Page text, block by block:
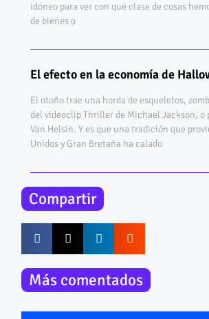
idóneo para ver con qué clase de cosas
de bienes o
El efecto en la economía de
El otoño trae una horda de esqueletos,
del videoclip Thriller de Michael Jackson, o
Van Helsin. Y es que una tradición que
Unidos y Gran Bretaña ha calado
Compartir
Más comentados